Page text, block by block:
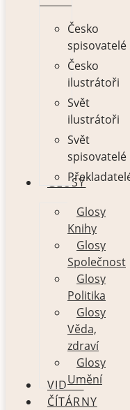
Česko
spisovatelé
Česko
ilustrátoři
Svět
ilustrátoři
Svět
spisovatelé
GLOSY
Glosy
Knihy
Glosy
Společnost
Glosy
Politika
Glosy
Věda,
zdraví
Glosy
Umění
VIDEO
ČÍTÁRNY